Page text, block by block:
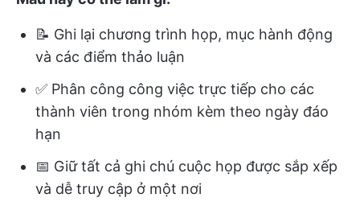
📝 Ghi lại chương trình họp, mục hành động
và các điểm thảo luận
✅ Phân công công việc trực tiếp cho các
thành viên trong nhóm kèm theo ngày đáo
hạn
📅 Giữ tất cả ghi chú cuộc họp được sắp xếp
và dễ truy cập ở một nơi